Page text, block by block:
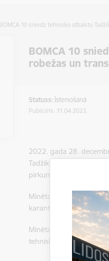
BOMCA 10 sniedz tehnisko atbalstu
BOMCA 10
robežas un
Statuss:Īstenošanā
Publicēts: 11.04.2023.
2022. gada 28.
Tadžikistānas valdības
pirkuma cena ir 9 980
Minētais departaments
karantīnas produktu
Minētais aprīkojums
tehniskās bāzes attīstību.